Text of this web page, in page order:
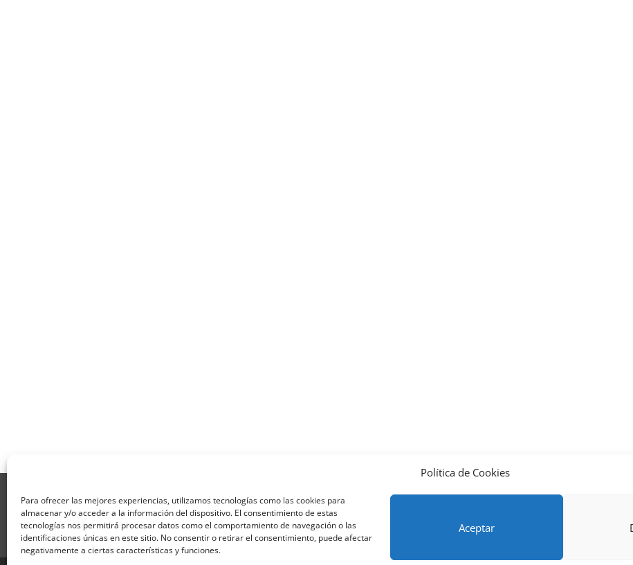
Política de Cookies
Para ofrecer las mejores experiencias, utilizamos tecnologías como las cookies para
almacenar y/o acceder a la información del dispositivo. El consentimiento de estas
tecnologías nos permitirá procesar datos como el comportamiento de navegación o las
identificaciones únicas en este sitio. No consentir o retirar el consentimiento, puede afectar
negativamente a ciertas características y funciones.
Aceptar
Términos y condiciones – Contrato de matrícula
Política de Cookies
Formulario de Datos necesarios para alta
Métodos de pago SEQURA
Formulario de responsabilidad de APPCC
Plantilla formación bonificada Formación Obligatoria según
Encuesta
Contacto Centros colaboradores